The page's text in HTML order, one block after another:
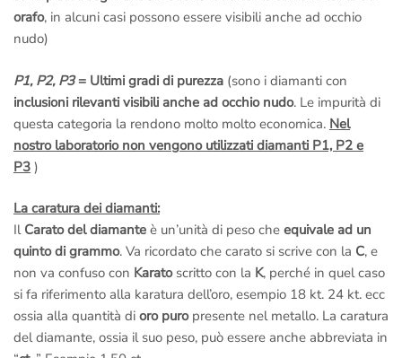
orafo, in alcuni casi possono essere visibili anche ad occhio
nudo)
P1, P2, P3= Ultimi gradi di purezza (sono i diamanti con
inclusioni rilevanti visibili anche ad occhio nudo. Le impurità di
questa categoria la rendono molto molto economica. Nel
nostro laboratorio non vengono utilizzati diamanti P1, P2 e
P3 )
La caratura dei diamanti:
Il Carato del diamante è un’unità di peso che equivale ad un
quinto di grammo. Va ricordato che carato si scrive con la C, e
non va confuso con Karatoscritto con la K, perché in quel caso
si fa riferimento alla karatura dell’oro, esempio 18 kt. 24 kt. ecc
ossia alla quantità di oro puro presente nel metallo. La caratura
del diamante, ossia il suo peso, può essere anche abbreviata in